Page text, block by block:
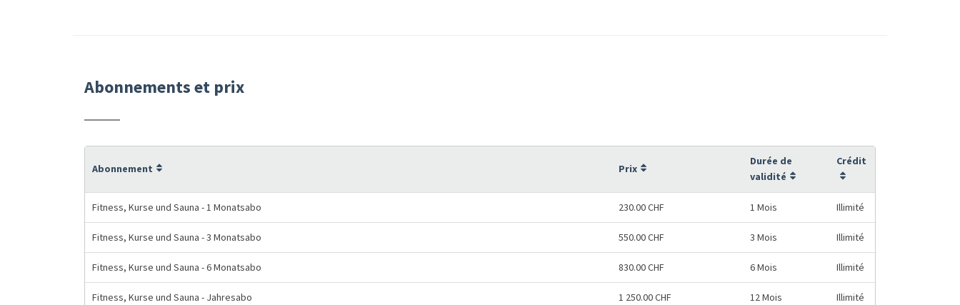
Abonnements et prix
Abonnement Prix
Durée de
validité
Crédit
Fitness, Kurse und Sauna - 1 Monatsabo 230.00 CHF 1 Mois Illimité
Fitness, Kurse und Sauna - 3 Monatsabo 550.00 CHF 3 Mois Illimité
Fitness, Kurse und Sauna - 6 Monatsabo 830.00 CHF 6 Mois Illimité
Fitness, Kurse und Sauna - Jahresabo 1 250.00 CHF 12 Mois Illimité